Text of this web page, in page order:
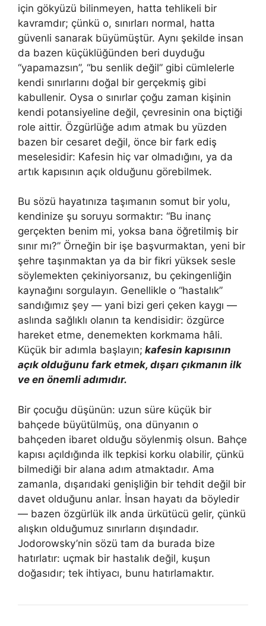
için gökyüzü bilinmeyen, hatta tehlikeli bir
kavramdır; çünkü o, sınırları normal, hatta
güvenli sanarak büyümüştür. Aynı şekilde insan
da bazen küçüklüğünden beri duyduğu
“yapamazsın”, “bu senlik değil” gibi cümlelerle
kendi sınırlarını doğal bir gerçekmiş gibi
kabullenir. Oysa o sınırlar çoğu zaman kişinin
kendi potansiyeline değil, çevresinin ona biçtiği
role aittir. Özgürlüğe adım atmak bu yüzden
bazen bir cesaret değil, önce bir fark ediş
meselesidir: Kafesin hiç var olmadığını, ya da
artık kapısının açık olduğunu görebilmek.
Bu sözü hayatınıza taşımanın somut bir yolu,
kendinize şu soruyu sormaktır: “Bu inanç
gerçekten benim mi, yoksa bana öğretilmiş bir
sınır mı?” Örneğin bir işe başvurmaktan, yeni bir
şehre taşınmaktan ya da bir fikri yüksek sesle
söylemekten çekiniyorsanız, bu çekingenliğin
kaynağını sorgulayın. Genellikle o “hastalık”
sandığımız şey — yani bizi geri çeken kaygı —
aslında sağlıklı olanın ta kendisidir: özgürce
hareket etme, denemekten korkmama hâli.
Küçük bir adımla başlayın; kafesin kapısının
açık olduğunu fark etmek, dışarı çıkmanın ilk
ve en önemli adımıdır.
Bir çocuğu düşünün: uzun süre küçük bir
bahçede büyütülmüş, ona dünyanın o
bahçeden ibaret olduğu söylenmiş olsun. Bahçe
kapısı açıldığında ilk tepkisi korku olabilir, çünkü
bilmediği bir alana adım atmaktadır. Ama
zamanla, dışarıdaki genişliğin bir tehdit değil bir
davet olduğunu anlar. İnsan hayatı da böyledir
— bazen özgürlük ilk anda ürkütücü gelir, çünkü
alışkın olduğumuz sınırların dışındadır.
Jodorowsky’nin sözü tam da burada bize
hatırlatır: uçmak bir hastalık değil, kuşun
doğasıdır; tek ihtiyacı, bunu hatırlamaktır.